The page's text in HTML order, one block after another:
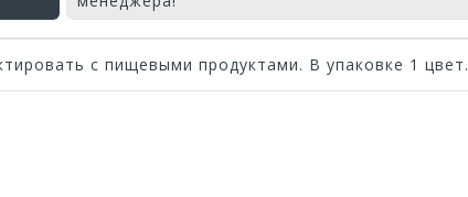
с пищевыми продуктами. В упаковке 1 цвет.